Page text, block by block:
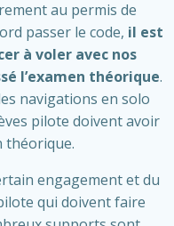
au permis de
passer le code, il est
à voler avec nos
l’examen théorique.
navigations en solo
pilote doivent avoir
théorique.
engagement et du
qui doivent faire